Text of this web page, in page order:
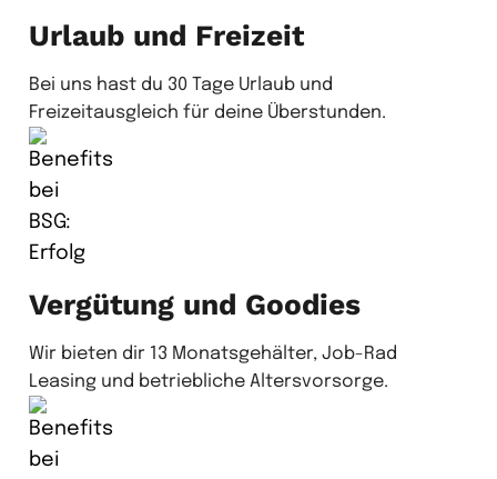
Urlaub und Freizeit
Bei uns hast du 30 Tage Urlaub und
Freizeitausgleich für deine Überstunden.
Vergütung und Goodies
Wir bieten dir 13 Monatsgehälter, Job-Rad
Leasing und betriebliche Altersvorsorge.